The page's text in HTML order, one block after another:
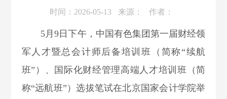
时间：2026-05-13 来源： 作者：
5月9日下午，中国有色集团第一届财经领
军人才暨总会计师后备培训班（简称“续航
班”）、国际化财经管理高端人才培训班（简
称“远航班”）选拔笔试在北京国家会计学院举